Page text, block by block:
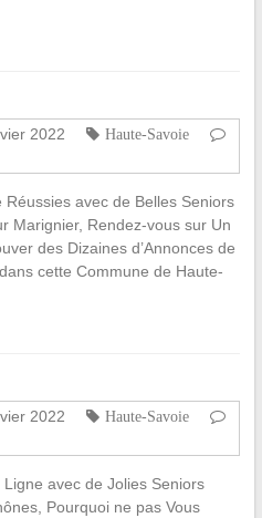
2022
Haute-Savoie
avec de Belles Seniors
Marignier, Rendez-vous sur Un
des Dizaines d’Annonces de
cette Commune de Haute-
2022
Haute-Savoie
avec de Jolies Seniors
Pourquoi ne pas Vous